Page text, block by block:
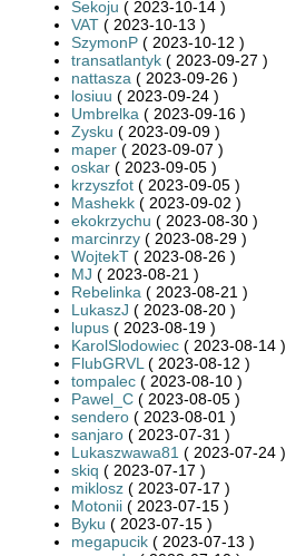
Sekoju ( 2023-10-14 )
VAT ( 2023-10-13 )
SzymonP ( 2023-10-12 )
transatlantyk ( 2023-09-27 )
nattasza ( 2023-09-26 )
losiuu ( 2023-09-24 )
Umbrelka ( 2023-09-16 )
Zysku ( 2023-09-09 )
maper ( 2023-09-07 )
oskar ( 2023-09-05 )
krzyszfot ( 2023-09-05 )
Mashekk ( 2023-09-02 )
ekokrzychu ( 2023-08-30 )
marcinrzy ( 2023-08-29 )
WojtekT ( 2023-08-26 )
MJ ( 2023-08-21 )
Rebelinka ( 2023-08-21 )
LukaszJ ( 2023-08-20 )
lupus ( 2023-08-19 )
KarolSlodowiec ( 2023-08-14 )
FlubGRVL ( 2023-08-12 )
tompalec ( 2023-08-10 )
Pawel_C ( 2023-08-05 )
sendero ( 2023-08-01 )
sanjaro ( 2023-07-31 )
Lukaszwawa81 ( 2023-07-24 )
skiq ( 2023-07-17 )
miklosz ( 2023-07-17 )
Motonii ( 2023-07-15 )
Byku ( 2023-07-15 )
megapucik ( 2023-07-13 )